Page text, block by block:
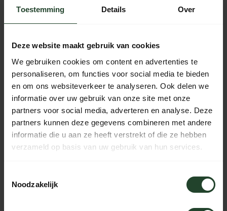
Toestemming Details Over
Deze website maakt gebruik van cookies
We gebruiken cookies om content en advertenties te
personaliseren, om functies voor social media te bieden
en om ons websiteverkeer te analyseren. Ook delen we
informatie over uw gebruik van onze site met onze
partners voor social media, adverteren en analyse. Deze
partners kunnen deze gegevens combineren met andere
informatie die u aan ze heeft verstrekt of die ze hebben
verzameld op basis van uw gebruik van hun services.
Noodzakelijk
Free shipping from €90 (NL, BE & DE)
same day
Available every day from 10:00 to 20:00 via chat,
telephone or email
PRODUCT DESCRIPTION
SPECIFICATIONS